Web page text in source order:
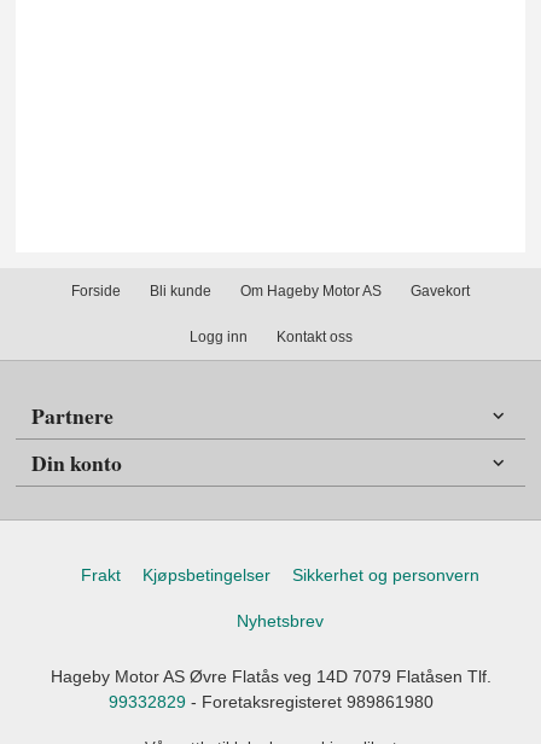
Forside Bli kunde Om Hageby Motor AS Gavekort
Logg inn Kontakt oss
Partnere
Din konto
Frakt Kjøpsbetingelser Sikkerhet og personvern
Nyhetsbrev
Hageby Motor AS Øvre Flatås veg 14D 7079 Flatåsen Tlf.
99332829- Foretaksregisteret 989861980